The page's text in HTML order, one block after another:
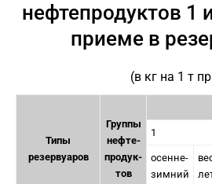
нефтепродуктов 1
приеме в
(в кг на 1 т
Типы
резервуаров
Группы
нефте-
продук-
тов
1
осенне-
зимний